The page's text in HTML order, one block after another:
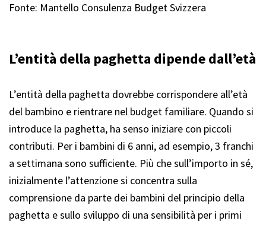
Fonte: Mantello Consulenza Budget Svizzera
L’entità della paghetta dipende dall’età
L’entità della paghetta dovrebbe corrispondere all’età
del bambino e rientrare nel budget familiare. Quando si
introduce la paghetta, ha senso iniziare con piccoli
contributi. Per i bambini di 6 anni, ad esempio, 3 franchi
a settimana sono sufficiente. Più che sull’importo in sé,
inizialmente l’attenzione si concentra sulla
comprensione da parte dei bambini del principio della
paghetta e sullo sviluppo di una sensibilità per i primi